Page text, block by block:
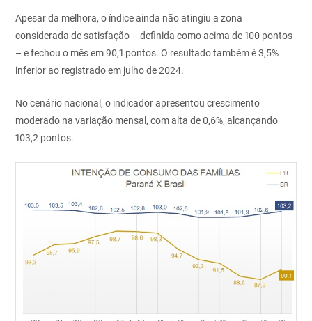
Apesar da melhora, o índice ainda não atingiu a zona
considerada de satisfação – definida como acima de 100 pontos
– e fechou o mês em 90,1 pontos. O resultado também é 3,5%
inferior ao registrado em julho de 2024.
No cenário nacional, o indicador apresentou crescimento
moderado na variação mensal, com alta de 0,6%, alcançando
103,2 pontos.